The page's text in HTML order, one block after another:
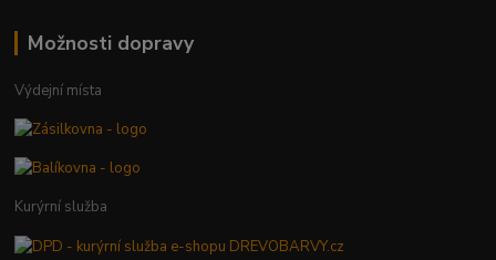
Možnosti dopravy
Výdejní místa
Kurýrní služba